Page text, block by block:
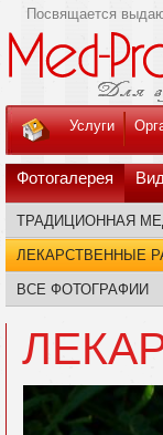
Посвящается
Услуги
Фотогалерея
ТРАДИЦИОННАЯ
ЛЕКАРСТВЕННЫЕ
ВСЕ ФОТОГРАФИИ